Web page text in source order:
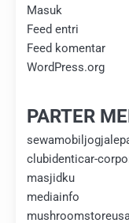
Masuk
Feed entri
Feed komentar
WordPress.org
PARTER
clubidenticar-
masjidku
mediainfo